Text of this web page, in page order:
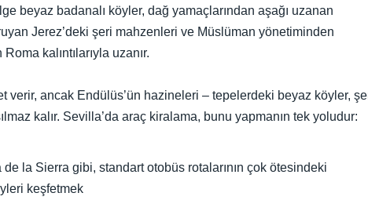
beyaz badanalı köyler, dağ yamaçlarından aşağı uzanan
Jerez’deki şeri mahzenleri ve Müslüman yönetiminden
kalıntılarıyla uzanır.
verir, ancak Endülüs’ün hazineleri – tepelerdeki beyaz köyler,
kalır. Sevilla’da araç kiralama, bunu yapmanın tek yoludur:
la Sierra gibi, standart otobüs rotalarının çok ötesindeki
keşfetmek